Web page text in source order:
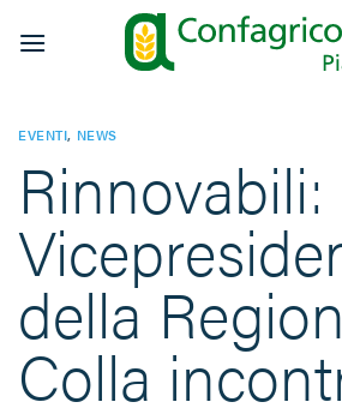
EVENTI, NEWS
Rinnovabili:
della
Colla